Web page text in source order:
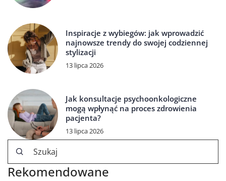
Inspiracje z wybiegów: jak wprowadzić
najnowsze trendy do swojej codziennej
stylizacji
13 lipca 2026
Jak konsultacje psychoonkologiczne
mogą wpłynąć na proces zdrowienia
pacjenta?
13 lipca 2026
Rekomendowane